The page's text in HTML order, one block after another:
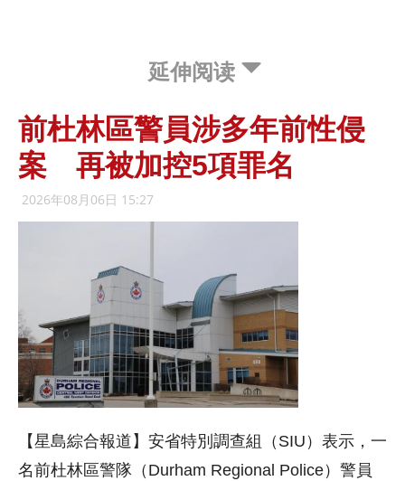
延伸阅读
前杜林區警員涉多年前性侵
案 再被加控5項罪名
2026年08月06日 15:27
【星島綜合報道】安省特別調查組（SIU）表示，一
名前杜林區警隊（Durham Regional Police）警員